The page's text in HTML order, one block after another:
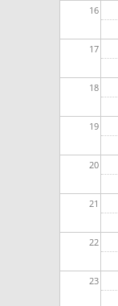
16
17
18
19
20
21
22
23